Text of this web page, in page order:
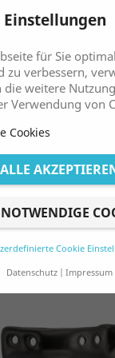
Einstellungen
für Sie
zu verbessern,
die weitere
Verwendung von
Cookies
ALLE
Cookie
Datenschutz
Impressum
Hinten Pas. F.
Preis
25,00 €